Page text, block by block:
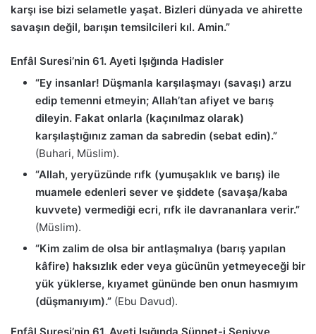
karşı ise bizi selametle yaşat. Bizleri dünyada ve ahirette
savaşın değil, barışın temsilcileri kıl. Amin.”
Enfâl Suresi’nin 61. Ayeti Işığında Hadisler
“Ey insanlar! Düşmanla karşılaşmayı (savaşı) arzu
edip temenni etmeyin; Allah’tan afiyet ve barış
dileyin. Fakat onlarla (kaçınılmaz olarak)
karşılaştığınız zaman da sabredin (sebat edin).”
(Buhari, Müslim).
“Allah, yeryüzünde rıfk (yumuşaklık ve barış) ile
muamele edenleri sever ve şiddete (savaşa/kaba
kuvvete) vermediği ecri, rıfk ile davrananlara verir.”
(Müslim).
“Kim zalim de olsa bir antlaşmalıya (barış yapılan
kâfire) haksızlık eder veya gücünün yetmeyeceği bir
yük yüklerse, kıyamet gününde ben onun hasmıyım
(düşmanıyım).” (Ebu Davud).
Enfâl Suresi’nin 61. Ayeti Işığında Sünnet-i Seniyye